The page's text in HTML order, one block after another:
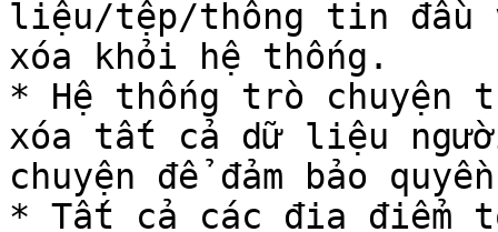
liệu/tệp/thông tin đầu
xóa khỏi hệ thống.
* Hệ thống trò chuyện
xóa tất cả dữ liệu
chuyện để đảm bảo
* Tất cả các địa điểm